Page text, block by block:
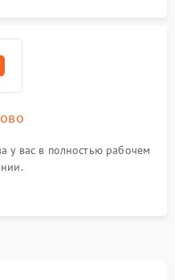
у вас в полностью рабочем